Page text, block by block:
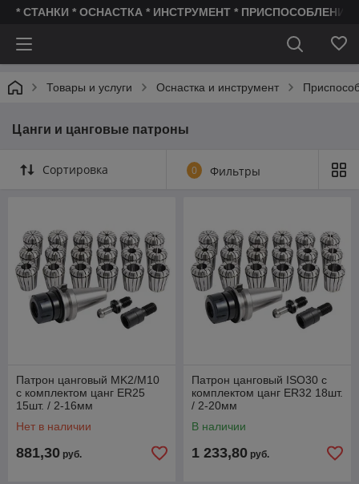
* СТАНКИ * ОСНАСТКА * ИНСТРУМЕНТ * ПРИСПОСОБЛЕНИЯ
Товары и услуги Оснастка и инструмент
Цанги и цанговые патроны
Сортировка 0 Фильтры
Патрон цанговый MK2/M10
с комплектом цанг ER25
15шт. / 2-16мм
Нет в наличии
881,30 руб.
Патрон цанговый ISO30 с
комплектом цанг ER32 18шт.
/ 2-20мм
В наличии
1 233,80 руб.